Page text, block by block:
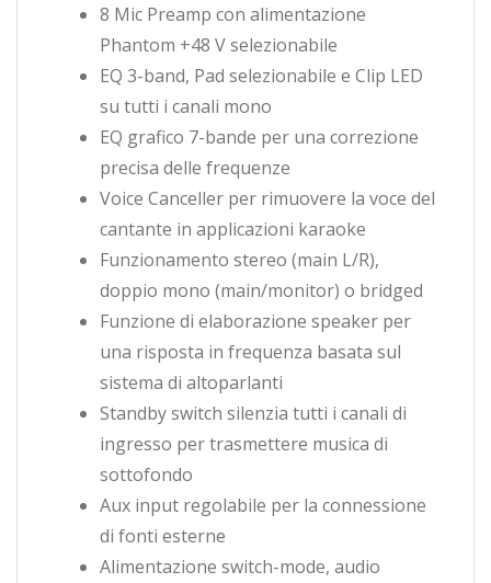
8 Mic Preamp con alimentazione
Phantom +48 V selezionabile
EQ 3-band, Pad selezionabile e Clip LED
su tutti i canali mono
EQ grafico 7-bande per una correzione
precisa delle frequenze
Voice Canceller per rimuovere la voce del
cantante in applicazioni karaoke
Funzionamento stereo (main L/R),
doppio mono (main/monitor) o bridged
Funzione di elaborazione speaker per
una risposta in frequenza basata sul
sistema di altoparlanti
Standby switch silenzia tutti i canali di
ingresso per trasmettere musica di
sottofondo
Aux input regolabile per la connessione
di fonti esterne
Alimentazione switch-mode, audio